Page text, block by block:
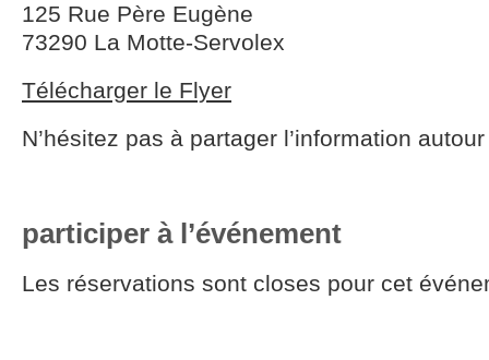
125 Rue Père Eugène
73290 La Motte-Servolex
Télécharger le Flyer
N’hésitez pas à partager l’information
participer à l’événement
Les réservations sont closes pour cet